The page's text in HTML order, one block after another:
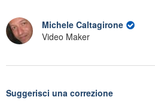
Michele Caltagirone
Video Maker
Suggerisci una correzione